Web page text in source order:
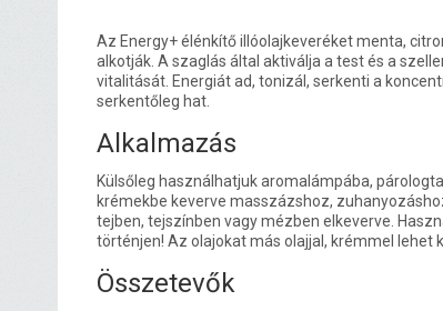
Az Energy+ élénkítő illóolajkeveréket menta,
alkotják. A szaglás által aktiválja a test és a
vitalitását. Energiát ad, tonizál, serkenti a
serkentőleg hat.
Alkalmazás
Külsőleg használhatjuk aromalámpába,
krémekbe keverve masszázshoz,
tejben, tejszínben vagy mézben elkeverve.
történjen! Az olajokat más olajjal, krémmel lehet
Összetevők